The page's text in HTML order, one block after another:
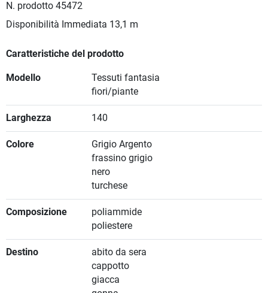
N. prodotto 45472
Disponibilità Immediata 13,1 m
Caratteristiche del prodotto
Modello
Tessuti fantasia
fiori/piante
Larghezza 140
Colore
Grigio Argento
frassino grigio
nero
turchese
Composizione
poliammide
poliestere
Destino
abito da sera
cappotto
giacca